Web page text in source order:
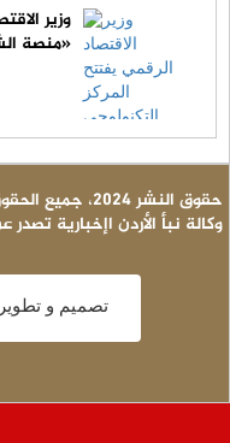
وزير
«منصة
© حقوق النشر 2024، جميع الحقوق محفوظة | نبأ الأردن
وكالة نبأ الأردن اإخبارية
تصميم و تطوير